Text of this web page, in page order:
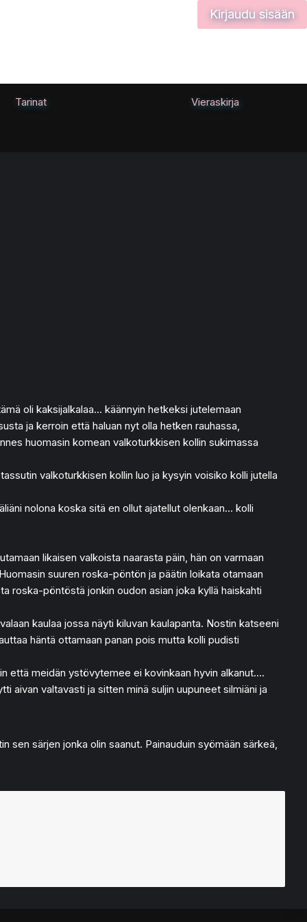
Kirjaudu sisään
Tarinat Vieraskirja
oli kaksijalkalaa… käännyin hetkeksi jutelemaan
ja kerroin että haluan nyt olla hetken rauhassa,
huomasin komean valkoturkkisen kollin sukimassa
valkoturkkisen kollin luo ja kysyin voisiko kolli jutella
nolona koska sitä en ollut ajatellut olenkaan… kolli
likaisen valkoista naarasta päin, hän on varmaan
suuren roska-pöntön ja päätin loikata otamaan
roska-pöntöstä jonkin oudon asian joka kyllä haiskahti
kaulaa jossa näyti kiluvan kaulapanta. Nostin katseeni
häntä ottamaan panan pois mutta kolli pudisti
että meidän ystövytemee ei kovinkaan hyvin alkanut….
aivan valtavasti ja sitten minä suljin uupuneet silmiäni ja
sen särjen jonka olin saanut. Painauduin syömään särkeä,